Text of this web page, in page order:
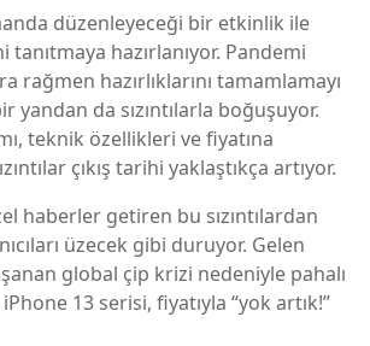
düzenleyeceği bir etkinlik ile
tanıtmaya hazırlanıyor. Pandemi
rağmen hazırlıklarını tamamlamayı
yandan da sızıntılarla boğuşuyor.
teknik özellikleri ve fiyatına
çıkış tarihi yaklaştıkça artıyor.
haberler getiren bu sızıntılardan
üzecek gibi duruyor. Gelen
global çip krizi nedeniyle pahalı
13 serisi, fiyatıyla “yok artık!”